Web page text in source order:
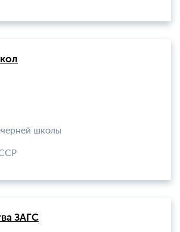
школы
ЗАГС